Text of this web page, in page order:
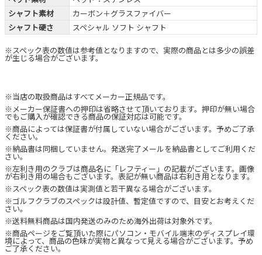
シャフト素材
カーボン＋グラスファイバー
シャフト硬さ
スペシャル ソフト シャフト
※スペック表の数値は参考値となりますので、実際の商品とは多少の誤差
が生じる場合がございます。
※当店の取扱商品はすべてメーカー正規品です。
※メーカー保証書への押印は省略させて頂いております。押印が無い場合
でもご購入が確認できる商品の保証対応は可能です。
※商品によっては保証書が付属していない場合がございます。予めご了承
ください。
※納品書は同梱していません。発送完了メールを納品書としてご利用くだ
さい。
※左利き用のクラブは商品名に「レフティー」の記載がございます。画像
が右利き用の場合もございます。表記が無い商品は右利き用となります。
※スペック表の数値は実測値と若干異なる場合がございます。
※ゴルフクラブのスペックは設計値、暫定値ですので、目安とお考えくだ
さい。
※送料無料商品は国内発送のみのため海外出荷は対象外です。
※商品ページをご覧頂いた際にパソコン・モバイル端末のディスプレイ環
境によって、商品の色味が実物と異なって見える場合がございます。予め
ご了承ください。